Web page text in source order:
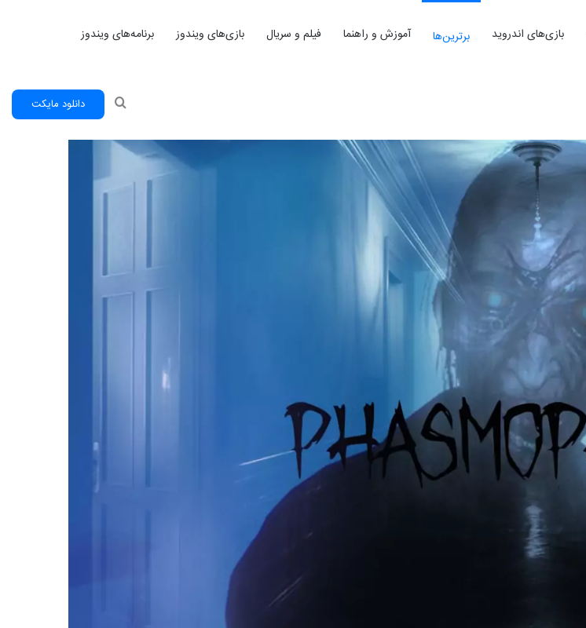
بازی‌های اندروید برترین‌ها آموزش و راهنما فیلم و سریال بازی‌های ویندوز برنامه‌های ویندوز
دانلود مایکت جستجو